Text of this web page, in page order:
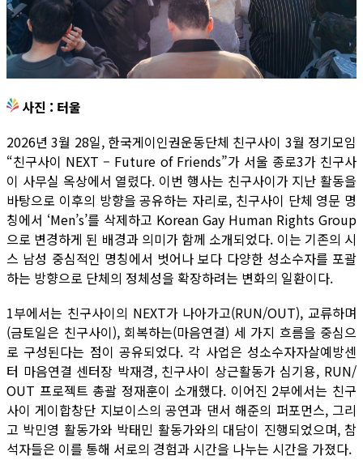
사진 : 터울
2026년 3월 28일, 한국게이인권운동단체 친구사이 3월 정기모임
“친구사이 NEXT – Future of Friends”가 서울 종로3가 친구사
이 사무실 옥상에서 열렸다. 이번 행사는 친구사이가 지난 활동을
바탕으로 이후의 방향을 공유하는 자리로, 친구사이 단체 영문 명
칭에서 ‘Men’s’를 삭제하고 Korean Gay Human Rights Group
으로 변경하게 된 배경과 의미가 함께 소개되었다. 이는 기존의 시
스 남성 중심적인 명칭에서 벗어나 보다 다양한 성소수자를 포괄
하는 방향으로 단체의 정체성을 확장하려는 변화의 일환이다.
1부에서는 친구사이의 NEXT가 나아가고(RUN/OUT), 교류하며
(금토일은 친구사이), 회복하는(마음연결) 세 가지 흐름을 중심으
로 구성된다는 점이 공유되었다. 각 사업은 성소수자자살예방센
터 마음연결 센터장 박재경, 친구사이 상근활동가 심기용, RUN/
OUT 프로젝트 총괄 정재훈이 소개했다. 이어진 2부에서는 친구
사이 게이합창단 지보이스의 공연과 댄서 해준의 퍼포먼스, 그리
고 박민영 활동가와 박태민 활동가와의 대담이 진행되었으며, 참
석자들은 이를 통해 서로의 경험과 시간을 나누는 시간을 가졌다.